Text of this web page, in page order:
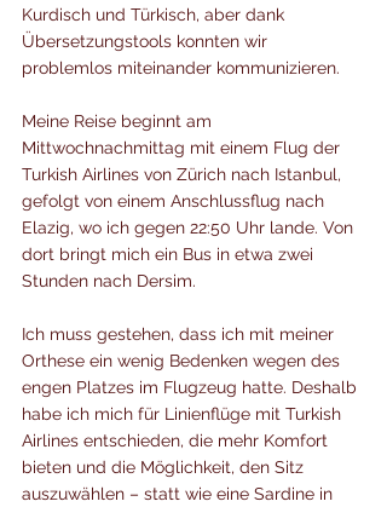
Kurdisch und Türkisch, aber dank
Übersetzungstools konnten wir
problemlos miteinander kommunizieren.
Meine Reise beginnt am
Mittwochnachmittag mit einem Flug der
Turkish Airlines von Zürich nach Istanbul,
gefolgt von einem Anschlussflug nach
Elazig, wo ich gegen 22:50 Uhr lande. Von
dort bringt mich ein Bus in etwa zwei
Stunden nach Dersim.
Ich muss gestehen, dass ich mit meiner
Orthese ein wenig Bedenken wegen des
engen Platzes im Flugzeug hatte. Deshalb
habe ich mich für Linienflüge mit Turkish
Airlines entschieden, die mehr Komfort
bieten und die Möglichkeit, den Sitz
auszuwählen – statt wie eine Sardine in